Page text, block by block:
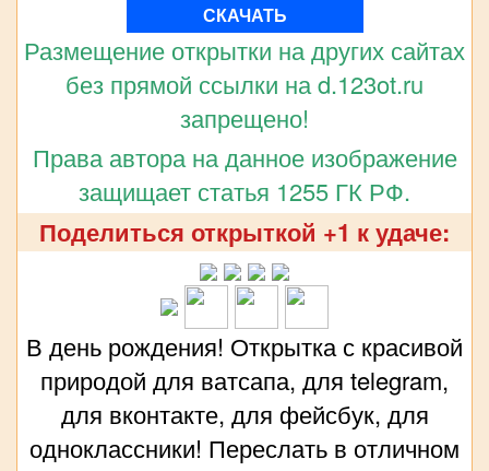
СКАЧАТЬ
Размещение открытки на других сайтах
без прямой ссылки на d.123ot.ru
запрещено!
Права автора на данное изображение
защищает статья 1255 ГК РФ.
Поделиться открыткой +1 к удаче:
В день рождения! Открытка с красивой
природой для ватсапа, для telegram,
для вконтакте, для фейсбук, для
одноклассники! Переслать в отличном